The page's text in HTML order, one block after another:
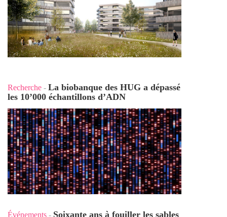
Recherche - La biobanque des HUG a dépassé
les 10’000 échantillons d’ADN
Événements - Soixante ans à fouiller les sables